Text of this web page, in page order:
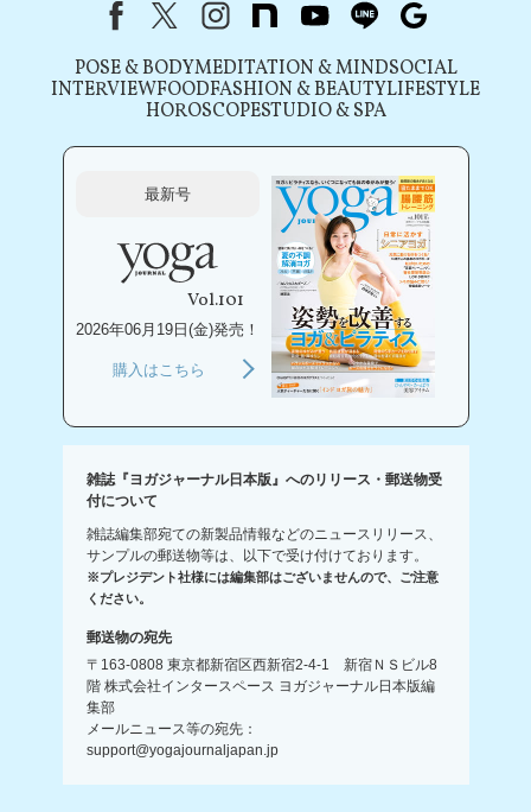
FacebookX（旧Twitter）
instagram
note youtubeline
POSE & BODYMEDITATION & MINDSOCIAL
INTERVIEWFOODFASHION & BEAUTYLIFESTYLE
HOROSCOPESTUDIO & SPA
最新号
Vol.101
2026年06月19日(金)発売！
購入はこちら
雑誌『ヨガジャーナル日本版』へのリリース・郵送物受
付について
雑誌編集部宛ての新製品情報などのニュースリリース、
サンプルの郵送物等は、以下で受け付けております。
※プレジデント社様には編集部はございませんので、ご注意
ください。
郵送物の宛先
〒163-0808 東京都新宿区西新宿2-4-1 新宿ＮＳビル8
階 株式会社インタースペース ヨガジャーナル日本版編
集部
メールニュース等の宛先：
support@yogajournaljapan.jp